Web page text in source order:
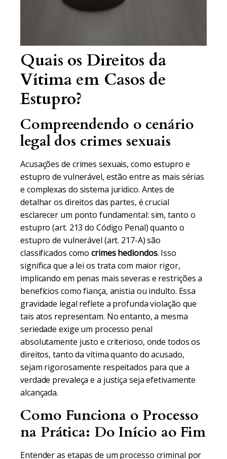
Quais os Direitos da
Vítima em Casos de
Estupro?
Compreendendo o cenário
legal dos crimes sexuais
Acusações de crimes sexuais, como estupro e
estupro de vulnerável, estão entre as mais sérias
e complexas do sistema jurídico. Antes de
detalhar os direitos das partes, é crucial
esclarecer um ponto fundamental: sim, tanto o
estupro (art. 213 do Código Penal) quanto o
estupro de vulnerável (art. 217-A) são
classificados comocrimes hediondos. Isso
significa que a lei os trata com maior rigor,
implicando em penas mais severas e restrições a
benefícios como fiança, anistia ou indulto. Essa
gravidade legal reflete a profunda violação que
tais atos representam. No entanto, a mesma
seriedade exige um processo penal
absolutamente justo e criterioso, onde todos os
direitos, tanto da vítima quanto do acusado,
sejam rigorosamente respeitados para que a
verdade prevaleça e a justiça seja efetivamente
alcançada.
Como Funciona o Processo
na Prática: Do Início ao Fim
Entender as etapas de um processo criminal por